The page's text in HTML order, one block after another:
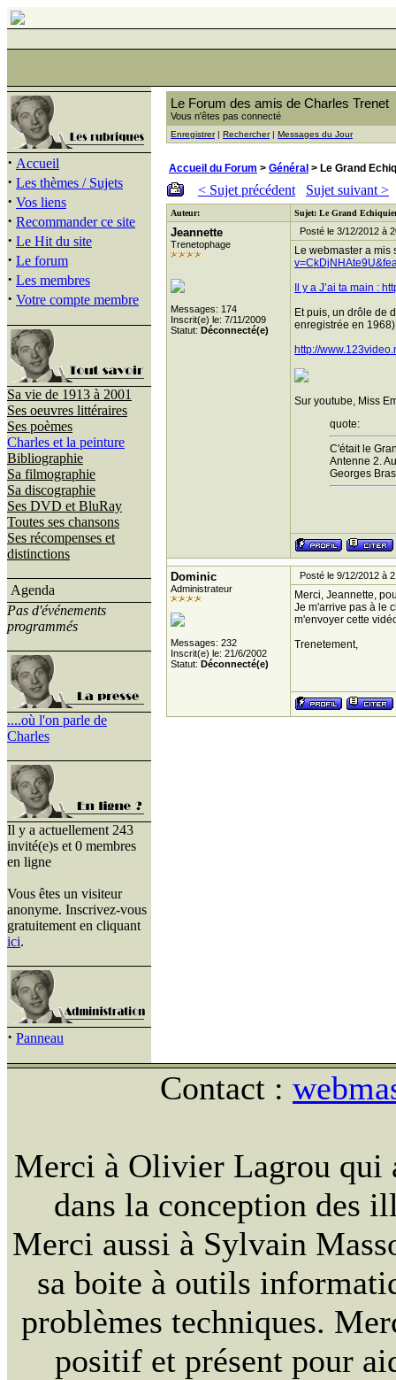
· Accueil
· Les thèmes / Sujets
· Vos liens
· Recommander ce site
· Le Hit du site
· Le forum
· Les membres
· Votre compte membre
Sa vie de 1913 à 2001
Ses oeuvres littéraires
Ses poèmes
Charles et la peinture
Bibliographie
Sa filmographie
Sa discographie
Ses DVD et BluRay
Toutes ses chansons
Ses récompenses et
distinctions
Agenda
Pas d'événements
programmés
....où l'on parle de
Charles
Il y a actuellement 243
invité(e)s et 0 membres
en ligne
Vous êtes un visiteur
anonyme. Inscrivez-vous
gratuitement en cliquant
ici.
· Panneau
Le Forum des amis de Charles Trenet
Vous n'êtes pas connecté
Enregistrer| Rechercher| Messages du Jour
Accueil du Forum > Général > Le Grand
< Sujet précédent Sujet suivant >
Auteur: Sujet: Le Grand
Jeannette
Trenetophage
Messages: 174
Inscrit(e) le: 7/11/2009
Statut: Déconnecté(e)
Posté le 3/12/2012 à
Le webmaster a
Il y a J’ai ta main :
Et puis, un drôle de
enregistrée en 1968)
http://
Sur youtube, Miss
quote:
C'était le
Antenne 2.
Georges
Dominic
Administrateur
Messages: 232
Inscrit(e) le: 21/6/2002
Statut: Déconnecté(e)
Posté le 9/12/2012 à
Merci, Jeannette,
Je m'arrive pas à le
m'envoyer cette
Trenetement,
Contact :
Merci à Olivier Lagrou qui
dans la conception des
Merci aussi à Sylvain
sa boite à outils
problèmes techniques.
positif et présent pour